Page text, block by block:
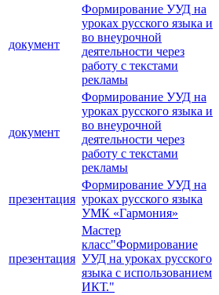
документ
Формирование УУД на
уроках русского языка и
во внеурочной
деятельности через
работу с текстами
рекламы
документ
Формирование УУД на
уроках русского языка и
во внеурочной
деятельности через
работу с текстами
рекламы
презентация
Формирование УУД на
уроках русского языка
УМК «Гармония»
презентация
Мастер
класс"Формирование
УУД на уроках русского
языка с использованием
ИКТ."